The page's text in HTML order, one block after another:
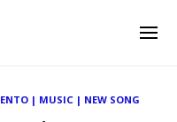
| MUSIC | NEW SONG